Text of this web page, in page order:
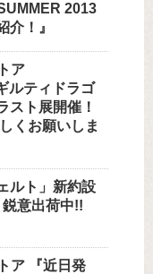
2013
介！』
ア
ルティドラゴ
スト展開催！
くお願いしま
ルト」新約設
意出荷中!!
ア 『近日発